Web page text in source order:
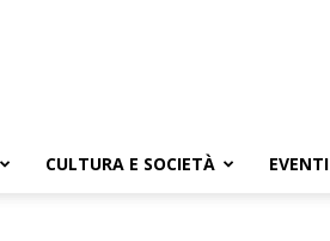
CULTURA E SOCIETÀ EVENTI